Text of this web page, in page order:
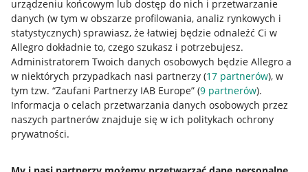
urządzeniu końcowym lub dostęp do nich i przetwarzanie
danych (w tym w obszarze profilowania, analiz rynkowych i
statystycznych) sprawiasz, że łatwiej będzie odnaleźć Ci w
Allegro dokładnie to, czego szukasz i potrzebujesz.
Administratorem Twoich danych osobowych będzie Allegro a
w niektórych przypadkach nasi partnerzy (17 partnerów), w
tym tzw. “Zaufani Partnerzy IAB Europe” (9 partnerów).
Informacja o celach przetwarzania danych osobowych przez
naszych partnerów znajduje się w ich politykach ochrony
prywatności.
Przydatne informacje
Jak to działa
Napisz do nas